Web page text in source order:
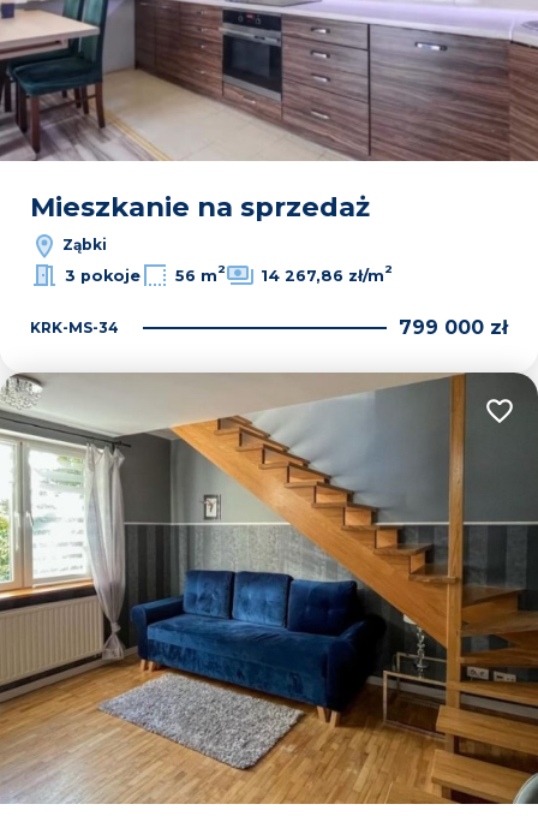
Mieszkanie na sprzedaż
Ząbki
3 pokoje
56 m2 14 267,86 zł/m2
KRK-MS-34 799 000 zł